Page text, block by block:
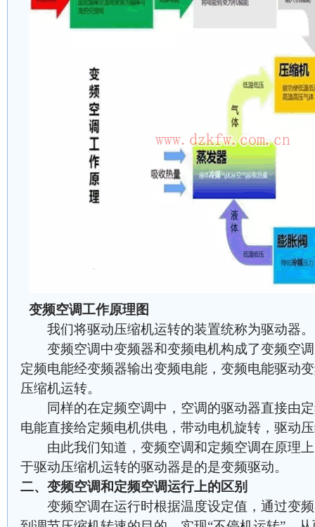
变频空调工作原理图
我们将驱动压缩机运转的装置统称为驱动器。
变频空调中变频器和变频电机构成了变频空调
定频电能经变频器输出变频电能，变频电能驱动
压缩机运转。
同样的在定频空调中，空调的驱动器直接由定
电能直接给定频电机供电，带动电机旋转，驱动
由此我们知道，变频空调和定频空调在原理上
于驱动压缩机运转的驱动器是的是变频驱动。
二、变频空调和定频空调运行上的区别
变频空调在运行时根据温度设定值，通过变频